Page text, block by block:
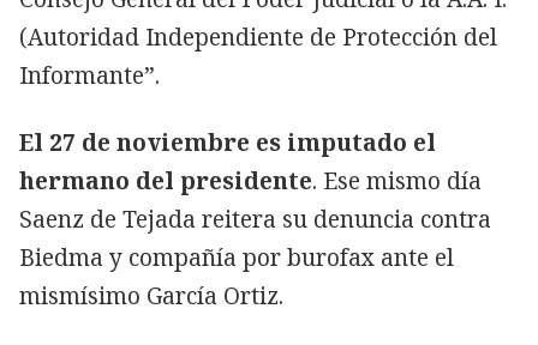
(Autoridad Independiente de Protección del
Informante”.
El 27 de noviembre es imputado el
hermano del presidente. Ese mismo día
Saenz de Tejada reitera su denuncia contra
Biedma y compañía por burofax ante el
mismísimo García Ortiz.